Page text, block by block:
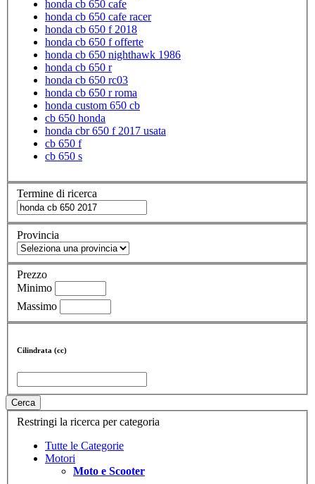
honda cb 650 cafe
honda cb 650 cafe racer
honda cb 650 f 2018
honda cb 650 f offerte
honda cb 650 nighthawk 1986
honda cb 650 r
honda cb 650 rc03
honda cb 650 r roma
honda custom 650 cb
cb 650 honda
honda cbr 650 f 2017 usata
cb 650 f
cb 650 s
Termine di ricerca
Provincia
Prezzo
Minimo
Massimo
Cilindrata (cc)
Cerca
Restringi la ricerca per categoria
Tutte le Categorie
Motori
Moto e Scooter